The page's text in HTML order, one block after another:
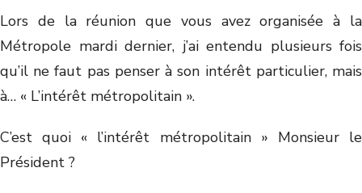
Lors de la réunion que vous avez organisée à la
Métropole mardi dernier, j’ai entendu plusieurs fois
qu’il ne faut pas penser à son intérêt particulier, mais
à… « L’intérêt métropolitain ».
C’est quoi « l’intérêt métropolitain » Monsieur le
Président ?